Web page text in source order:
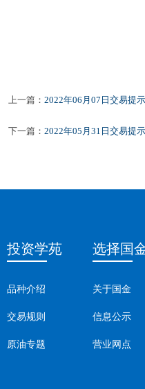
上一篇： 2022年06月07日交易提示
下一篇： 2022年05月31日交易提示
投资学苑
品种介绍
交易规则
原油专题
选择国
关于国金
信息公示
营业网点